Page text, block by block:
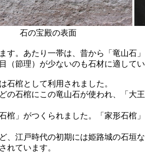
石の宝殿の表面
。あたり一帯は、昔から「竜山石
（節理）が少ないのも石材に適してい
棺として利用されました。
石棺にこの竜山石が使われ、「大
」がつくられました。「家形石棺
江戸時代の初期には姫路城の石垣な
れています。